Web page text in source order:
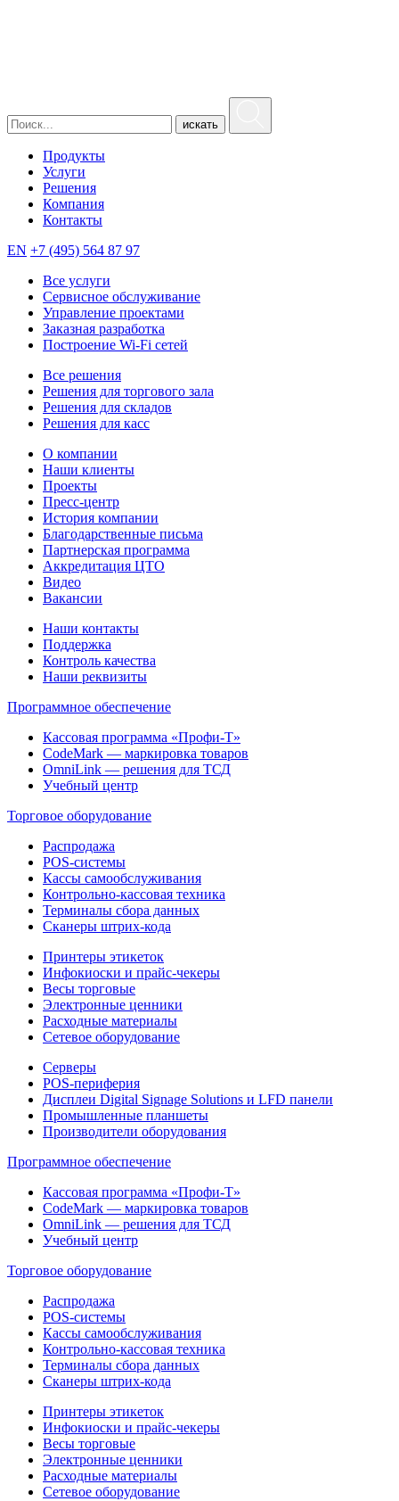
искать
Продукты
Услуги
Решения
Компания
Контакты
EN +7 (495) 564 87 97
Все услуги
Сервисное обслуживание
Управление проектами
Заказная разработка
Построение Wi-Fi сетей
Все решения
Решения для торгового зала
Решения для складов
Решения для касс
О компании
Наши клиенты
Проекты
Пресс-центр
История компании
Благодарственные письма
Партнерская программа
Аккредитация ЦТО
Видео
Вакансии
Наши контакты
Поддержка
Контроль качества
Наши реквизиты
Программное обеспечение
Кассовая программа «Профи-Т»
CodeMark — маркировка товаров
OmniLink — решения для ТСД
Учебный центр
Торговое оборудование
Распродажа
POS-системы
Кассы самообслуживания
Контрольно-кассовая техника
Терминалы сбора данных
Сканеры штрих-кода
Принтеры этикеток
Инфокиоски и прайс-чекеры
Весы торговые
Электронные ценники
Расходные материалы
Сетевое оборудование
Серверы
POS-периферия
Дисплеи Digital Signage Solutions и LFD панели
Промышленные планшеты
Производители оборудования
Программное обеспечение
Кассовая программа «Профи-Т»
CodeMark — маркировка товаров
OmniLink — решения для ТСД
Учебный центр
Торговое оборудование
Распродажа
POS-системы
Кассы самообслуживания
Контрольно-кассовая техника
Терминалы сбора данных
Сканеры штрих-кода
Принтеры этикеток
Инфокиоски и прайс-чекеры
Весы торговые
Электронные ценники
Расходные материалы
Сетевое оборудование